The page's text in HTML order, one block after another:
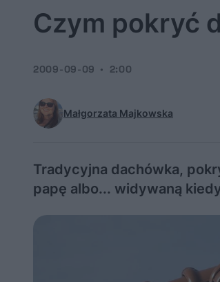
Czym pokryć
Małgorzata Majkowska
2009-09-09 2:00
Tradycyjna dachówka,
papę albo... widywaną